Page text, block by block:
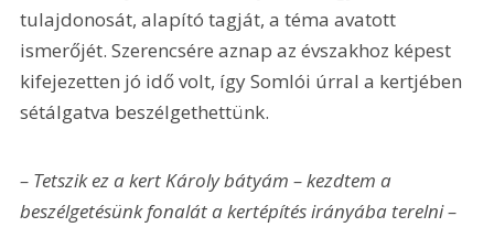
tulajdonosát, alapító tagját, a téma avatott
ismerőjét. Szerencsére aznap az évszakhoz képest
kifejezetten jó idő volt, így Somlói úrral a kertjében
sétálgatva beszélgethettünk.
– Tetszik ez a kert Károly bátyám – kezdtem a
beszélgetésünk fonalát a kertépítés irányába terelni –